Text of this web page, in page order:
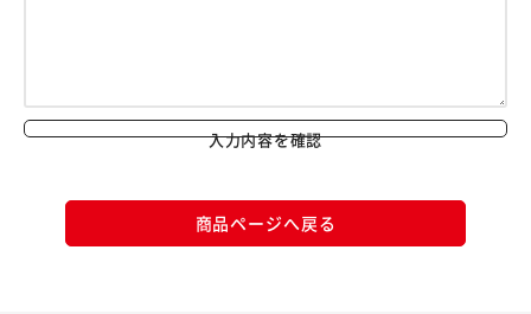
入力内容を確認
商品ページへ戻る